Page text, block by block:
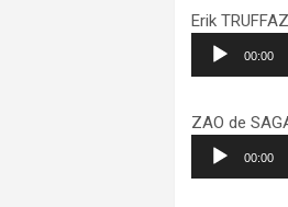
Erik
Lecteur
audio
00:00
ZAO de
Lecteur
audio
00:00